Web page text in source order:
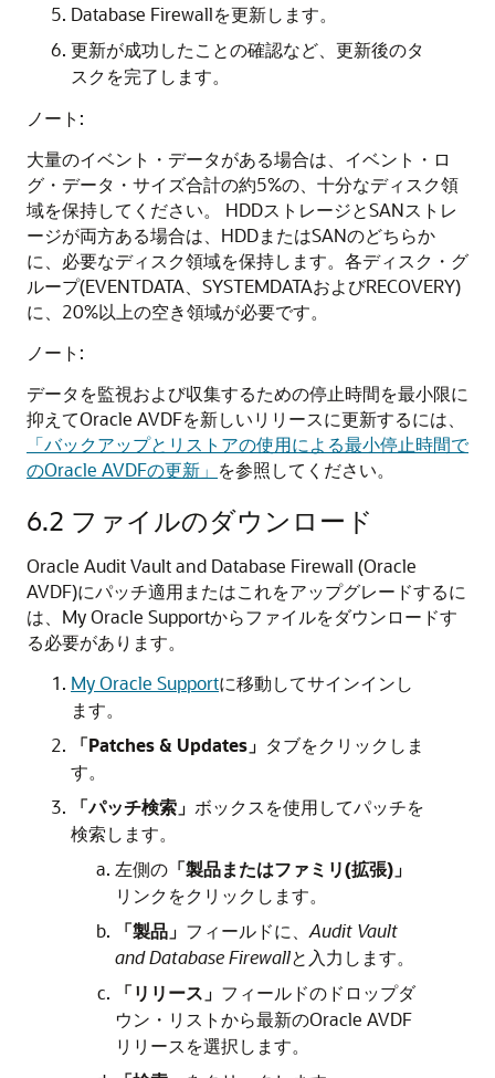
Database Firewallを更新します。
更新が成功したことの確認など、更新後のタ
スクを完了します。
ノート:
大量のイベント・データがある場合は、イベント・ロ
グ・データ・サイズ合計の約5%の、十分なディスク領
域を保持してください。
HDDストレージとSANストレ
ージが両方ある場合は、HDDまたはSANのどちらか
に、必要なディスク領域を保持します。各ディスク・グ
ループ(EVENTDATA、SYSTEMDATAおよびRECOVERY)
に、20%以上の空き領域が必要です。
ノート:
データを監視および収集するための停止時間を最小限に
抑えてOracle AVDFを新しいリリースに更新するには、
「バックアップとリストアの使用による最小停止時間で
のOracle AVDFの更新」 を参照してください。
6.2 ファイルのダウンロード
Oracle Audit Vault and Database Firewall (Oracle
AVDF)にパッチ適用またはこれをアップグレードするに
は、My Oracle Supportからファイルをダウンロードす
る必要があります。
My Oracle Supportに移動してサインインし
ます。
「Patches & Updates」 タブをクリックしま
す。
「パッチ検索」 ボックスを使用してパッチを
検索します。
左側の 「製品またはファミリ(拡張)」
リンクをクリックします。
「製品」 フィールドに、 Audit Vault
and Database Firewallと入力します。
「リリース」 フィールドのドロップダ
ウン・リストから最新のOracle AVDF
リリースを選択します。